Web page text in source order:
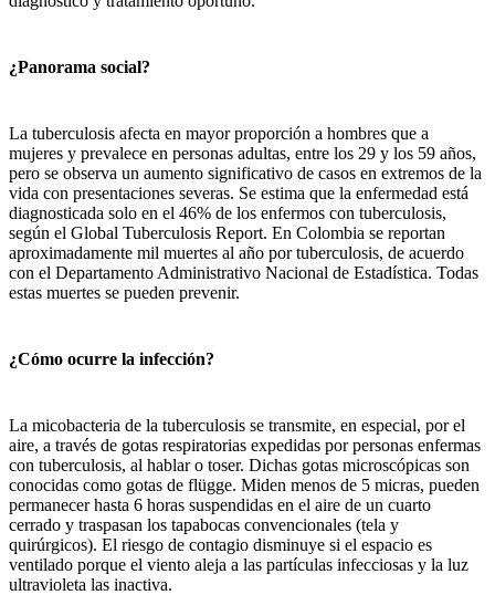
¿Panorama social?
La tuberculosis afecta en mayor proporción a hombres que a
mujeres y prevalece en personas adultas, entre los 29 y los 59 años,
pero se observa un aumento significativo de casos en extremos de la
vida con presentaciones severas. Se estima que la enfermedad está
diagnosticada solo en el 46% de los enfermos con tuberculosis,
según el Global Tuberculosis Report. En Colombia se reportan
aproximadamente mil muertes al año por tuberculosis, de acuerdo
con el Departamento Administrativo Nacional de Estadística. Todas
estas muertes se pueden prevenir.
¿Cómo ocurre la infección?
La micobacteria de la tuberculosis se transmite, en especial, por el
aire, a través de gotas respiratorias expedidas por personas enfermas
con tuberculosis, al hablar o toser. Dichas gotas microscópicas son
conocidas como gotas de flügge. Miden menos de 5 micras, pueden
permanecer hasta 6 horas suspendidas en el aire de un cuarto
cerrado y traspasan los tapabocas convencionales (tela y
quirúrgicos). El riesgo de contagio disminuye si el espacio es
ventilado porque el viento aleja a las partículas infecciosas y la luz
ultravioleta las inactiva.